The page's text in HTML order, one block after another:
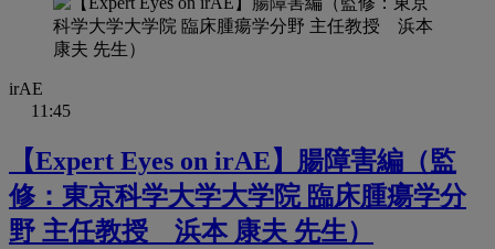
irAE
11:45
【Expert Eyes on irAE】腸障害編（監
修：東京科学大学大学院 臨床腫瘍学分
野 主任教授 浜本 康夫 先生）